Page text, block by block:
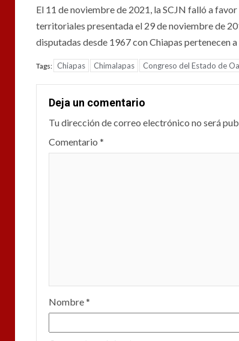
El 11 de noviembre de 2021, la SCJN falló a
territoriales presentada el 29 de noviembre de
disputadas desde 1967 con Chiapas pertenecen
Tags: Chiapas Chimalapas Congreso del Estado de
Deja un comentario
Tu dirección de correo electrónico no será
Comentario *
Nombre*